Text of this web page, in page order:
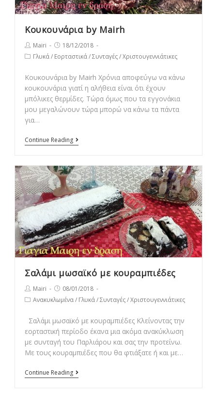
Κουκουνάρια by Mairh
Post
author:
Mairi
Post
published:
18/12/2018
PostΓλυκά/ Εορταστικά/Συνταγές/Χριστουγεννιάτικες
Κουκουνάρια by Mairh Χρόνια αποφεύγω να κάνω
κουκουνάρια γιατί η αλήθεια είναι ότι έχουν
μπόλικες θερμίδες. Τώρα όμως που τα εγγονάκια
μου μεγαλώνουν τώρα μπορώ να κάνω τα πάντα
για…
Continue Reading Κουκουνάρια
Σαλάμι μωσαϊκό με κουραμπιέδες
Post
author:
Mairi
Post
published:
08/01/2018
PostΑνακυκλωμένα/ Γλυκά/Συνταγές/Χριστουγεννιάτικες
Σαλάμι μωσαϊκό με κουραμπιέδες Κλείνοντας την
εορταστική περίοδο έκανα μια ακόμα ανακύκλωση
με συνταγή του Παρλιάρου και σας την προτείνω.
Με τους κουραμπιέδες που θα φτιάξατε ή και με…
Continue Reading Σαλάμι